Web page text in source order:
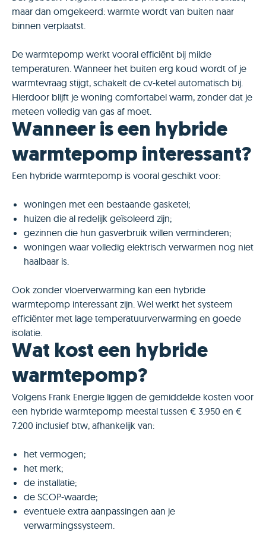
maar dan omgekeerd: warmte wordt van buiten naar
binnen verplaatst.
De warmtepomp werkt vooral efficiënt bij milde
temperaturen. Wanneer het buiten erg koud wordt of je
warmtevraag stijgt, schakelt de cv-ketel automatisch bij.
Hierdoor blijft je woning comfortabel warm, zonder dat je
meteen volledig van gas af moet.
Wanneer is een hybride
warmtepomp interessant?
Een hybride warmtepomp is vooral geschikt voor:
woningen met een bestaande gasketel;
huizen die al redelijk geïsoleerd zijn;
gezinnen die hun gasverbruik willen verminderen;
woningen waar volledig elektrisch verwarmen nog niet
haalbaar is.
Ook zonder vloerverwarming kan een hybride
warmtepomp interessant zijn. Wel werkt het systeem
efficiënter met lage temperatuurverwarming en goede
isolatie.
Wat kost een hybride
warmtepomp?
Volgens Frank Energie liggen de gemiddelde kosten voor
een hybride warmtepomp meestal tussen € 3.950 en €
7.200 inclusief btw, afhankelijk van:
het vermogen;
het merk;
de installatie;
de SCOP-waarde;
eventuele extra aanpassingen aan je
verwarmingssysteem.